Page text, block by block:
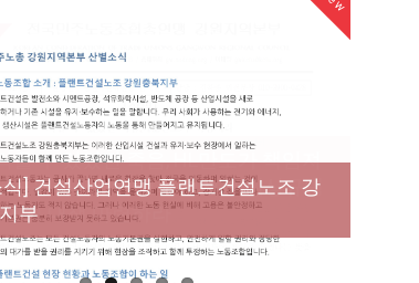
을 수 있었던 죽음, HL만도가 책임져
노동자 사망사고의 철저한 진상규명
지 대책 마련하라
식] 건설산업연맹 플랜트건설노조 강
부
초,원주,춘천] 폭염감시단 사업 이모저
☆인터뷰] 서비스연맹 전국학교비정
조합 강원지부 김유미 춘천지회장
] 강원지역 노동자 합창단 모임